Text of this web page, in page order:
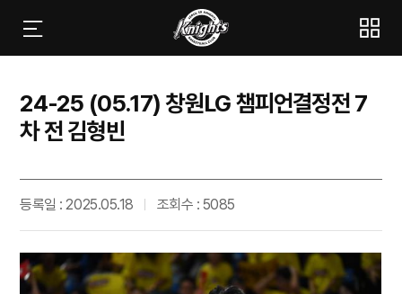
24-25 (05.17) 창원LG 챔피언결정전 7
차 전 김형빈
등록일 : 2025.05.18 조회수 : 5085